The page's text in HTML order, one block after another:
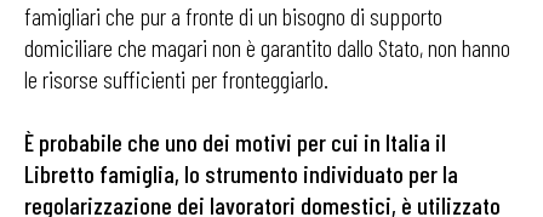
famigliari che pur a fronte di un bisogno di supporto
domiciliare che magari non è garantito dallo Stato, non hanno
le risorse sufficienti per fronteggiarlo.
È probabile che uno dei motivi per cui in Italia il
Libretto famiglia, lo strumento individuato per la
regolarizzazione dei lavoratori domestici, è utilizzato